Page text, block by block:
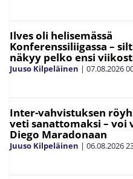
Ilves oli helisemässä
Konferenssiliigassa –
näkyy pelko ensi
Juuso Kilpeläinen | 07.08.2026
Inter-vahvistuksen
veti sanattomaksi – voi
Diego Maradonaan
Juuso Kilpeläinen | 06.08.2026